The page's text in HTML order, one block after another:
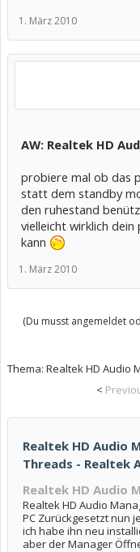
1. März 2010
AW: Realtek HD
probiere mal ob das
statt dem standby
den ruhestand
vielleicht wirklich
kann
1. März 2010
(Du musst angemeldet
Thema: Realtek HD Audio
<
Realtek HD Audio
Threads - Realtek
Realtek HD Audio
Realtek HD Audio
PC Zurückgesetzt nun
ich habe ihn neu
aber der Manager